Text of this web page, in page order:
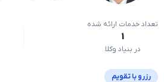
تعداد خدمات ارائه شده
۱
در بنیاد وکلا
رزرو با تقویم